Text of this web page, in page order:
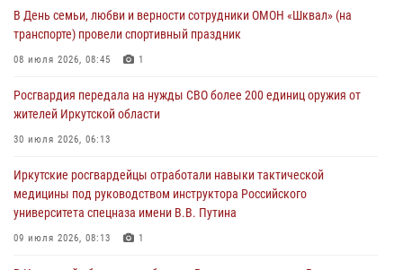
При силовой поддержке СОБР Росгвардии в Иркутской области
30 июля 2026, 04:19
В честь 10-летия Росгвардии сотрудники вневедомственной охраны
в ведомстве
29 июля 2026, 03:44
В День семьи, любви и верности сотрудники ОМОН «Шквал» (на
транспорте) провели спортивный праздник
08 июля 2026, 08:45 1
Росгвардия передала на нужды СВО более 200 единиц оружия от
жителей Иркутской области
30 июля 2026, 06:13
Иркутские росгвардейцы отработали навыки тактической
медицины под руководством инструктора Российского
университета спецназа имени В.В. Путина
09 июля 2026, 08:13 1